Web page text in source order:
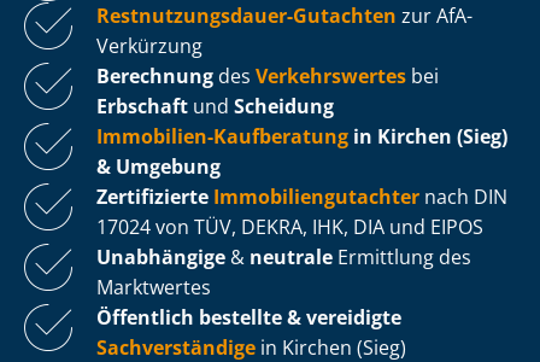
Rest­nut­zungs­dau­er-Gutachten zur AfA-
Verkürzung
Berechnung des Verkehrswertes bei
Erbschaft und Scheidung
Immobilien-Kaufberatung in Kirchen (Sieg)
& Umgebung
Zertifizierte Im­mo­bi­li­en­gut­ach­ter nach DIN
17024 von TÜV, DEKRA, IHK, DIA und EIPOS
Unabhängige & neutrale Ermittlung des
Marktwertes
Öffentlich bestellte & vereidigte
Sachverständige in Kirchen (Sieg)